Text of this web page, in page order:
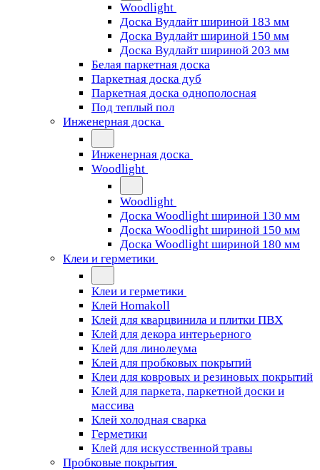
Woodlight
Доска Вудлайт шириной 183 мм
Доска Вудлайт шириной 150 мм
Доска Вудлайт шириной 203 мм
Белая паркетная доска
Паркетная доска дуб
Паркетная доска однополосная
Под теплый пол
Инженерная доска
Инженерная доска
Woodlight
Woodlight
Доска Woodlight шириной 130 мм
Доска Woodlight шириной 150 мм
Доска Woodlight шириной 180 мм
Клеи и герметики
Клеи и герметики
Клей Homakoll
Клей для кварцвинила и плитки ПВХ
Клей для декора интерьерного
Клей для линолеума
Клей для пробковых покрытий
Клеи для ковровых и резиновых покрытий
Клей для паркета, паркетной доски и
массива
Клей холодная сварка
Герметики
Клей для искусственной травы
Пробковые покрытия